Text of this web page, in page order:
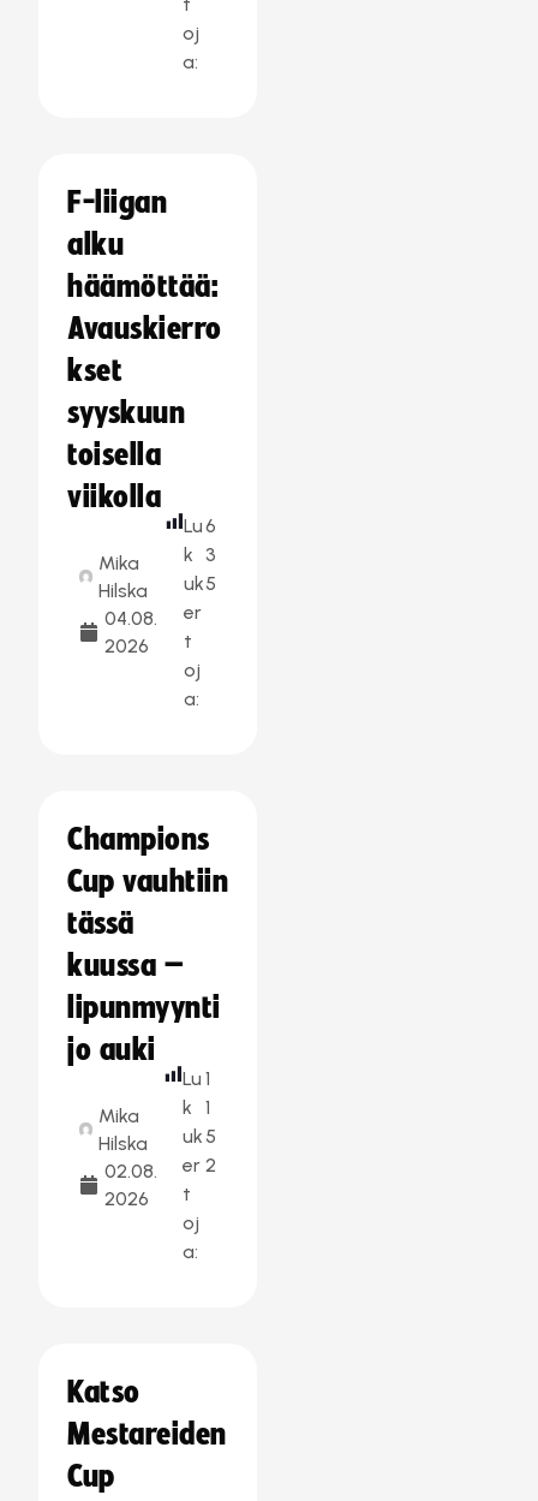
oj
a:
F-liigan
alku
häämöttää:
Avauskierro
kset
syyskuun
toisella
viikolla
Mika
Hilska
04.08.
2026
Lu
k
uk
er
t
oj
a:
6
3
5
Champions
Cup vauhtiin
tässä
kuussa –
lipunmyynti
jo auki
Mika
Hilska
02.08.
2026
Lu
k
uk
er
t
oj
a:
1
1
5
2
Katso
Mestareiden
Cup